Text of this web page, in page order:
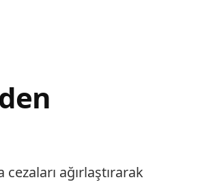
ağırlaştırarak